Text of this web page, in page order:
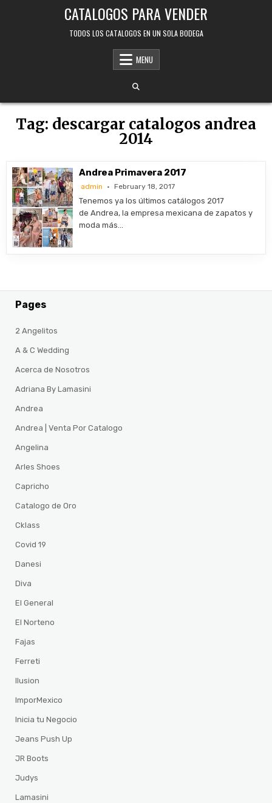
CATALOGOS PARA VENDER
TODOS LOS CATALOGOS EN UN SOLA BODEGA
MENU
Tag: descargar catalogos andrea
2014
Andrea Primavera 2017
admin February 18, 2017
Tenemos ya los últimos catálogos 2017
de Andrea, la empresa mexicana de zapatos y
moda más…
Pages
2 Angelitos
A & C Wedding
Acerca de Nosotros
Adriana By Lamasini
Andrea
Andrea | Venta Por Catalogo
Angelina
Arles Shoes
Capricho
Catalogo de Oro
Cklass
Covid 19
Danesi
Diva
El General
El Norteno
Fajas
Ferreti
Ilusion
ImporMexico
Inicia tu Negocio
Jeans Push Up
JR Boots
Judys
Lamasini